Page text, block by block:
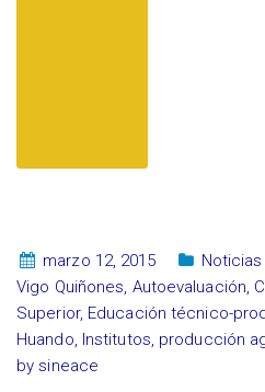
marzo 12, 2015 Noticias
Vigo Quiñones, Autoevaluación,
Superior, Educación técnico-
Huando, Institutos, producción
bysineace